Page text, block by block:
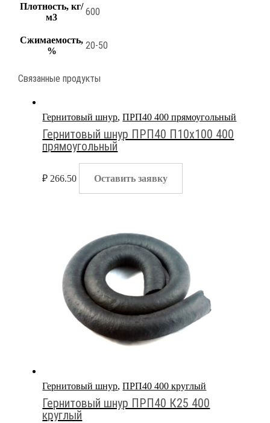
Плотность, кг/
м3
600
Сжимаемость,
%
20-50
Связанные продукты
Гернитовый шнур,ПРП40 400 прямоугольный
Гернитовый шнур ПРП40 П10х100 400
прямоугольный
₽ 266.50 Оставить заявку
Гернитовый шнур,ПРП40 400 круглый
Гернитовый шнур ПРП40 К25 400
круглый